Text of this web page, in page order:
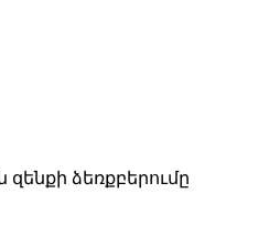
ձեռքբերումը